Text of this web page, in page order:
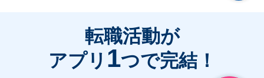
転職活動が
アプリ 1つで完結！